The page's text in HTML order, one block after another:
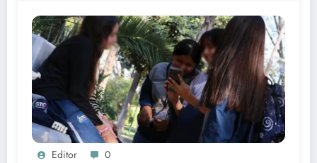
Editor 0